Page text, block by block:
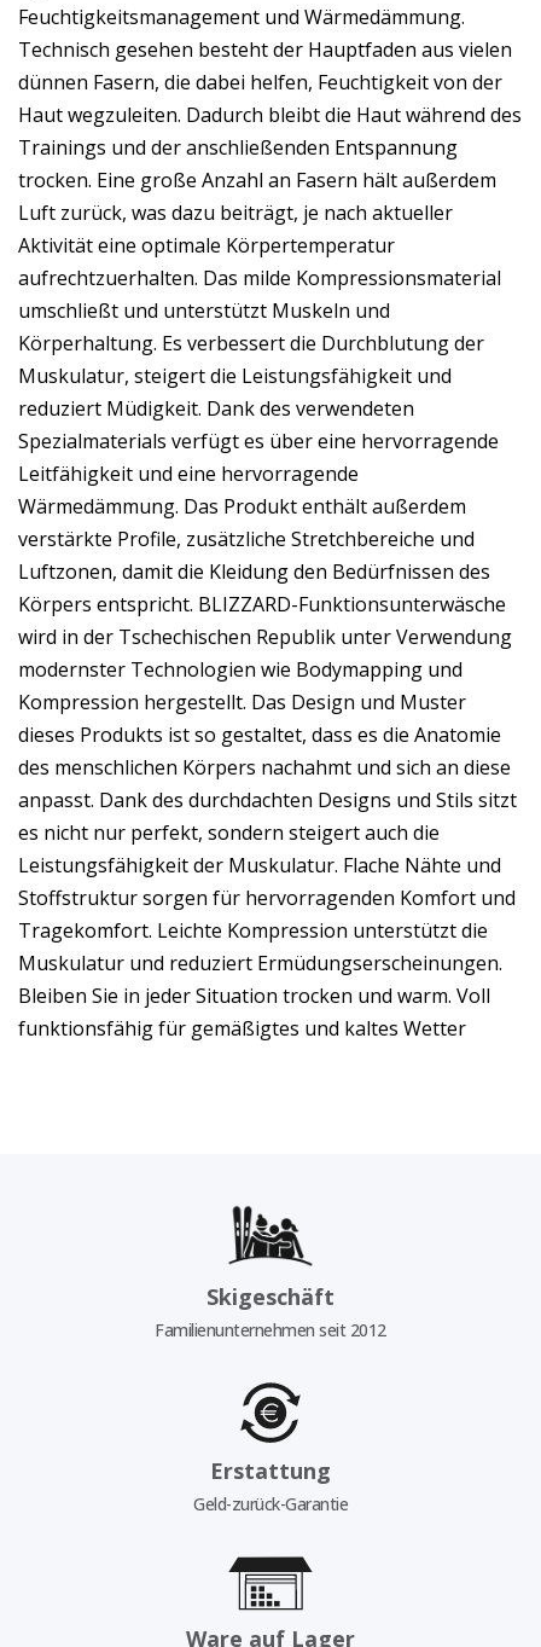
Feuchtigkeitsmanagement und Wärmedämmung.
Technisch gesehen besteht der Hauptfaden aus vielen
dünnen Fasern, die dabei helfen, Feuchtigkeit von der
Haut wegzuleiten. Dadurch bleibt die Haut während des
Trainings und der anschließenden Entspannung
trocken. Eine große Anzahl an Fasern hält außerdem
Luft zurück, was dazu beiträgt, je nach aktueller
Aktivität eine optimale Körpertemperatur
aufrechtzuerhalten. Das milde Kompressionsmaterial
umschließt und unterstützt Muskeln und
Körperhaltung. Es verbessert die Durchblutung der
Muskulatur, steigert die Leistungsfähigkeit und
reduziert Müdigkeit. Dank des verwendeten
Spezialmaterials verfügt es über eine hervorragende
Leitfähigkeit und eine hervorragende
Wärmedämmung. Das Produkt enthält außerdem
verstärkte Profile, zusätzliche Stretchbereiche und
Luftzonen, damit die Kleidung den Bedürfnissen des
Körpers entspricht. BLIZZARD-Funktionsunterwäsche
wird in der Tschechischen Republik unter Verwendung
modernster Technologien wie Bodymapping und
Kompression hergestellt. Das Design und Muster
dieses Produkts ist so gestaltet, dass es die Anatomie
des menschlichen Körpers nachahmt und sich an diese
anpasst. Dank des durchdachten Designs und Stils sitzt
es nicht nur perfekt, sondern steigert auch die
Leistungsfähigkeit der Muskulatur. Flache Nähte und
Stoffstruktur sorgen für hervorragenden Komfort und
Tragekomfort. Leichte Kompression unterstützt die
Muskulatur und reduziert Ermüdungserscheinungen.
Bleiben Sie in jeder Situation trocken und warm. Voll
funktionsfähig für gemäßigtes und kaltes Wetter
Skigeschäft
Familienunternehmen seit 2012
Erstattung
Geld-zurück-Garantie
Ware auf Lager